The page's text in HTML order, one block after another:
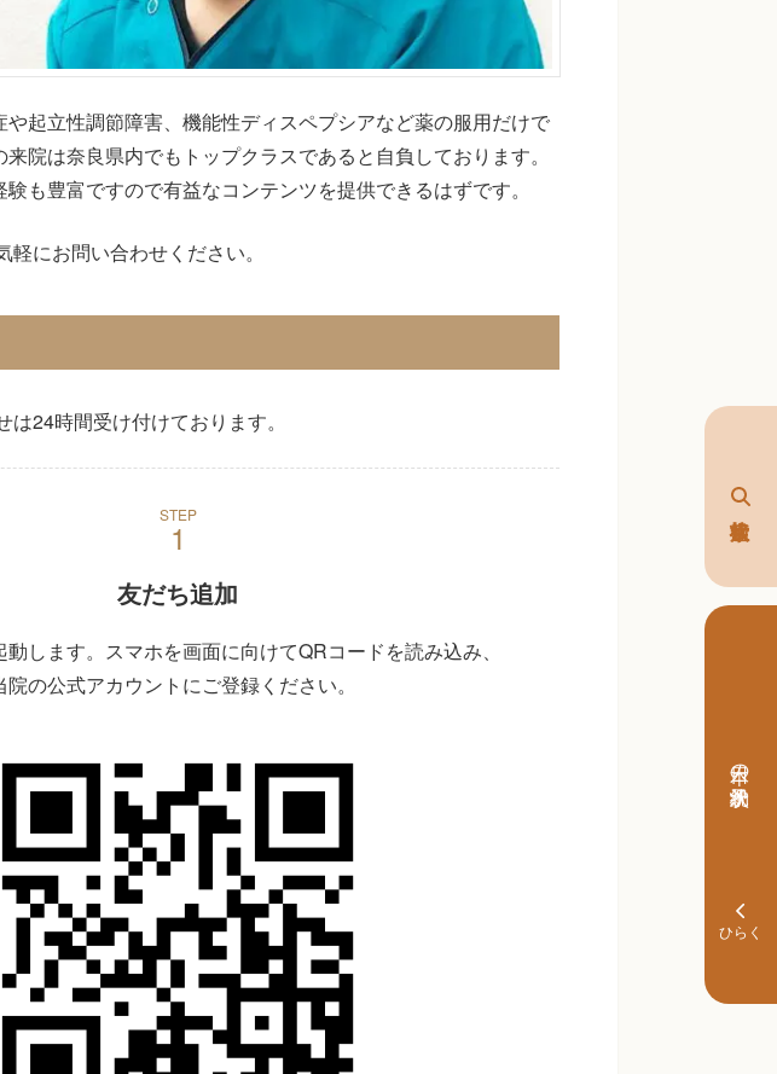
本日の予約状況
起立性調節障害、機能性ディスペプシアなど薬の服用だけで
院は奈良県内でもトップクラスであると自負しております。
も豊富ですので有益なコンテンツを提供できるはずです。
にお問い合わせください。
24時間受け付けております。
STEP
友だち追加
します。スマホを画面に向けてQRコードを読み込み、
院の公式アカウントにご登録ください。